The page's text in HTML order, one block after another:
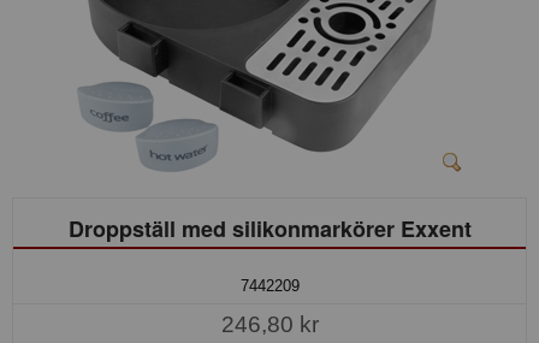
Droppställ med silikonmarkörer Exxent
7442209
246,80 kr